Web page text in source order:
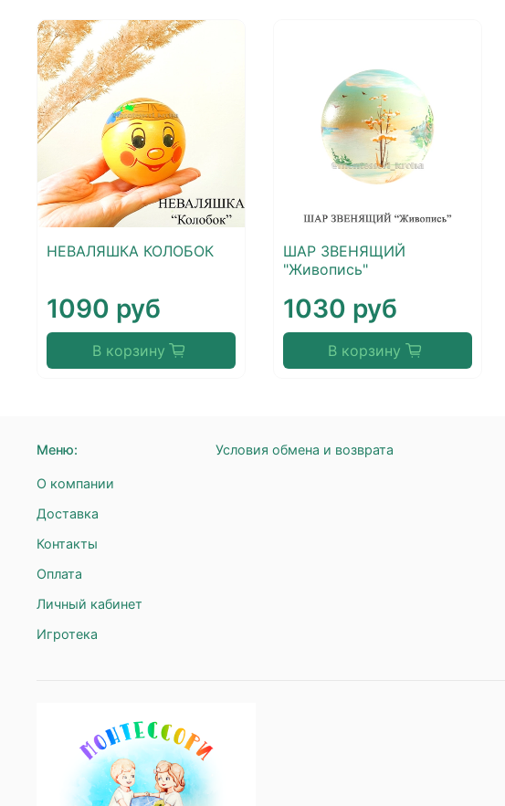
НЕВАЛЯШКА КОЛОБОК
1090 руб
В корзину
ШАР ЗВЕНЯЩИЙ
"Живопись"
1030 руб
В корзину
Меню:
О компании
Доставка
Контакты
Оплата
Личный кабинет
Игротека
Условия обмена и возврата